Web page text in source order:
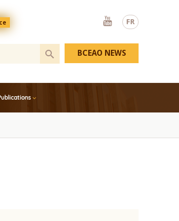
FR
Youtube
BCEAO NEWS